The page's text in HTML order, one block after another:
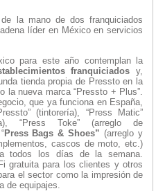
la mano de dos franquiciados
líder en México en servicios
para este año contemplan la
franquiciados y,
tienda propia de Pressto en la
la nueva marca “Pressto + Plus”.
que ya funciona en España,
(tintorería), “Press Matic”
“Press Toke” (arreglo de
Press Bags & Shoes” (arreglo y
cascos de moto, etc.)
todos los días de la semana.
gratuita para los clientes y otros
el sector como la impresión de
de equipajes.